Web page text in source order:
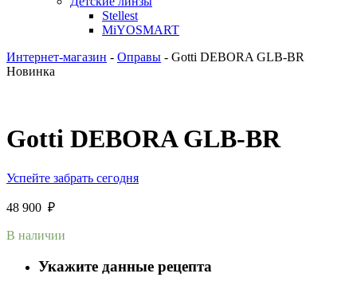
Stellest
MiYOSMART
Интернет-магазин - Оправы - Gotti DEBORA GLB-BR
Новинка
Gotti DEBORA GLB-BR
Успейте забрать сегодня
48 900 ₽
В наличии
Укажите данные рецепта